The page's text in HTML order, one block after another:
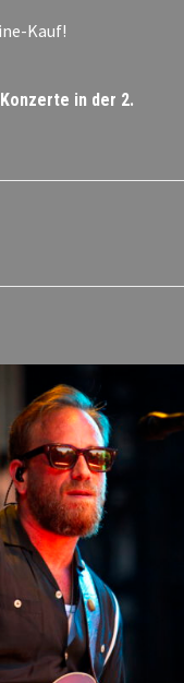
Kauf!
in der 2.